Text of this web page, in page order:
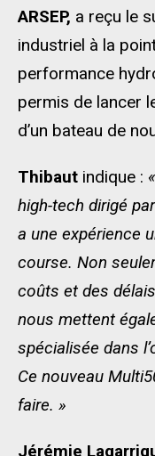
ARSEP, a reçu le
industriel à la
performance
permis de lancer
d’un bateau de
Thibaut indique : «
high-tech dirigé
a une expérience
course. Non
coûts et des
nous mettent
spécialisée dans
Ce nouveau
faire. »
Jérémie